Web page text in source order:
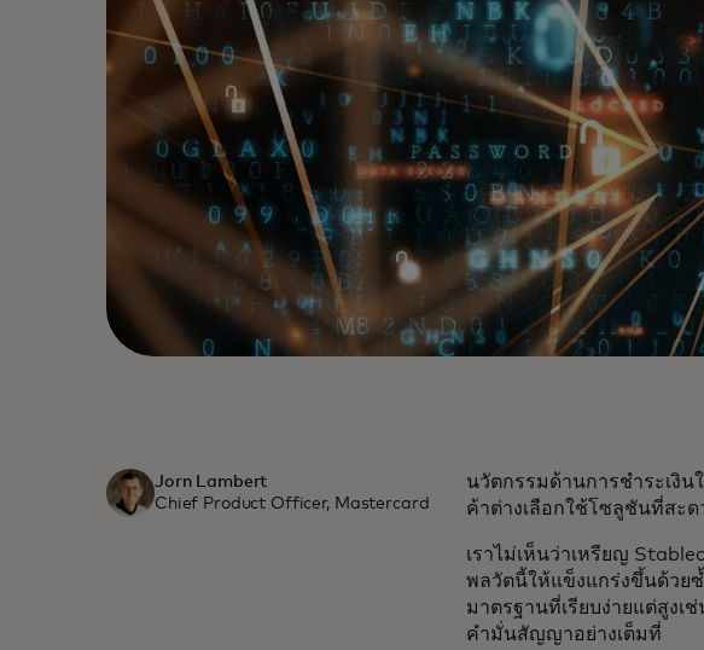
Jorn Lambert
Chief Product Officer, Mastercard
นวัตกรรมด้านการชำระเงิ
ค้าต่างเลือกใช้โซลูชันที่สะ
เราไม่เห็นว่าเหรียญ
พลวัตนี้ให้แข็งแกร่งขึ้นด้วย
มาตรฐานที่เรียบง่ายแต่สูงเ
คำมั่นสัญญาอย่างเต็มที่